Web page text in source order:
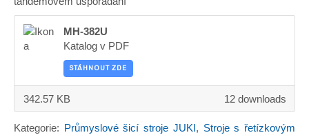
MH-382U
Katalog v PDF
STÁHNOUT ZDE
12 downloads
342.57 KB
Kategorie: Průmyslové šicí stroje JUKI, Stroje s řetízkovým